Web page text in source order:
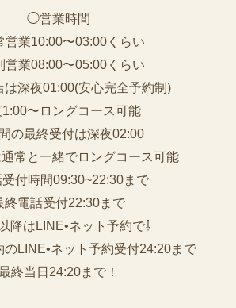
◯営業時間
営業10:00〜03:00くらい
営業08:00〜05:00くらい
は深夜01:00(安心完全予約制)
〜ロングコース可能
の最終受付は深夜02:00
常と一緒でロングコース可能
付時間09:30~22:30まで
終電話受付22:30まで
降はLINE•ネット予約で⇩
LINE•ネット予約受付24:20まで
終当日24:20まで！